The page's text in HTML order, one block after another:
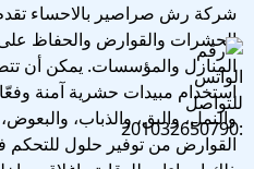
شركة رش صراصير بالاحساء تقدم
الحشرات والقوارض والحفاظ
المنازل والمؤسسات. يمكن أن
استخدام مبيدات حشرية آمنة
والنمل، والبق، والذباب،
القوارض من توفير حلول للتحكم